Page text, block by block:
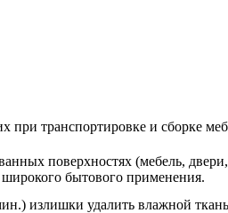
транспортировке и сборке
поверхностях (мебель,
бытового применения.
излишки удалить влажной